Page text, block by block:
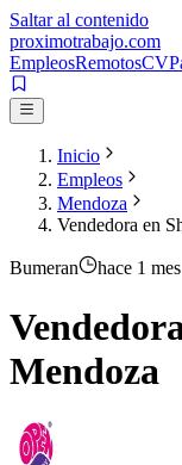
Saltar al contenido
proximotrabajo.com
EmpleosRemotosCV
Inicio
Empleos
Mendoza
Vendedora en
Bumeran hace 1 mes
Mendoza